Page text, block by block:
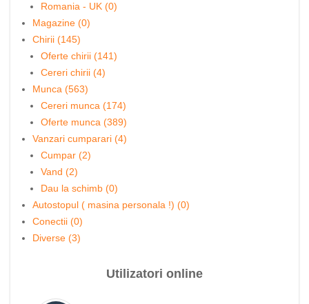
Romania - UK (0)
Magazine (0)
Chirii (145)
Oferte chirii (141)
Cereri chirii (4)
Munca (563)
Cereri munca (174)
Oferte munca (389)
Vanzari cumparari (4)
Cumpar (2)
Vand (2)
Dau la schimb (0)
Autostopul ( masina personala !) (0)
Conectii (0)
Diverse (3)
Utilizatori online